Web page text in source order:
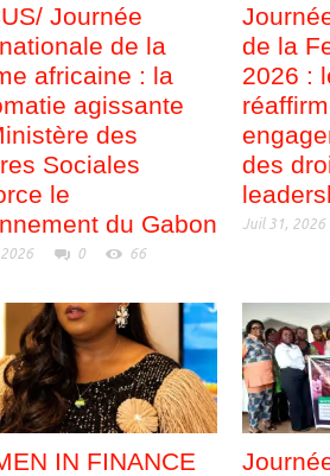
Journée
de la
africaine : la
agissante
des
Sociales
le
du Gabon
0 66
de la
2026 :
des
Juil 31, 2026
IN FINANCE